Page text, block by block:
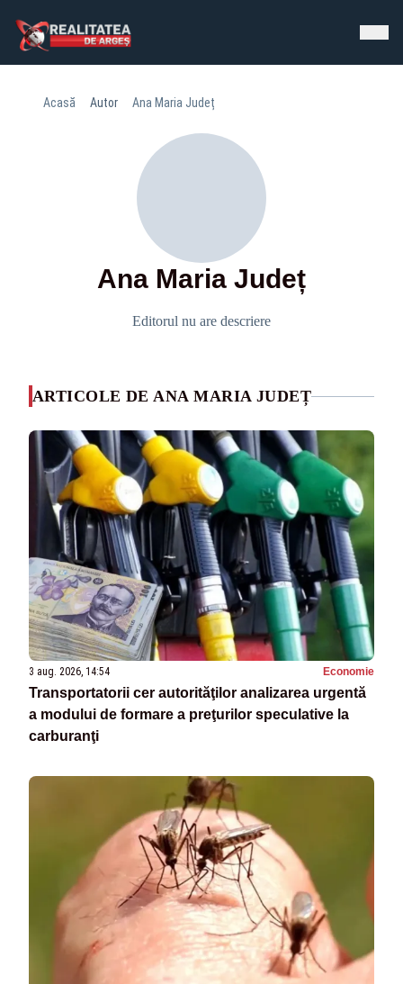
Acasă Autor Ana Maria Județ
Ana Maria Județ
Editorul nu are descriere
ARTICOLE DE ANA MARIA JUDEȚ
3 aug. 2026, 14:54 Economie
Transportatorii cer autorităţilor analizarea urgentă
a modului de formare a preţurilor speculative la
carburanţi